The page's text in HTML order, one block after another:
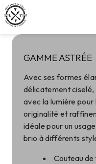
GAMME ASTRÉE
Avec ses formes
délicatement ciselé,
avec la lumière
originalité et
idéale pour un
brio à différents
Couteau
Panneau de gestion des